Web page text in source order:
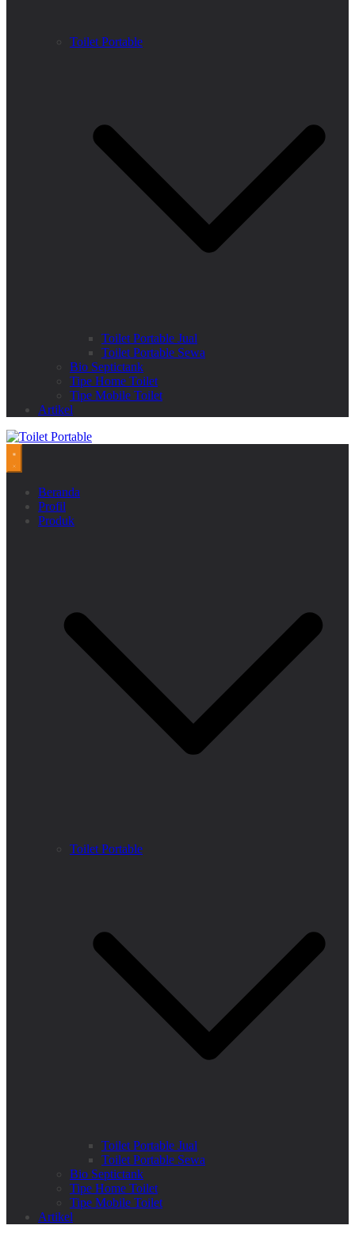
Toilet Portable
Toilet Portable Jual
Toilet Portable Sewa
Bio Septictank
Tipe Home Toilet
Tipe Mobile Toilet
Artikel
Beranda
Profil
Produk
Toilet Portable
Toilet Portable Jual
Toilet Portable Sewa
Bio Septictank
Tipe Home Toilet
Tipe Mobile Toilet
Artikel